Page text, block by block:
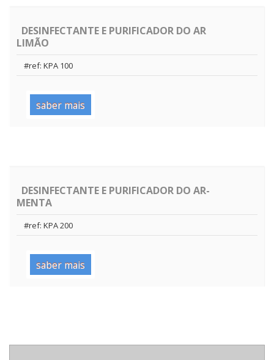
DESINFECTANTE E PURIFICADOR DO AR
LIMÃO
#ref: KPA 100
saber mais
DESINFECTANTE E PURIFICADOR DO AR-
MENTA
#ref: KPA 200
saber mais